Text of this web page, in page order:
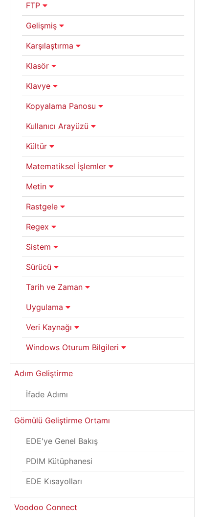
FTP
Gelişmiş
Karşılaştırma
Klasör
Klavye
Kopyalama Panosu
Kullanıcı Arayüzü
Kültür
Matematiksel İşlemler
Metin
Rastgele
Regex
Sistem
Sürücü
Tarih ve Zaman
Uygulama
Veri Kaynağı
Windows Oturum Bilgileri
Adım Geliştirme
İfade Adımı
Gömülü Geliştirme Ortamı
EDE'ye Genel Bakış
PDIM Kütüphanesi
EDE Kısayolları
Voodoo Connect